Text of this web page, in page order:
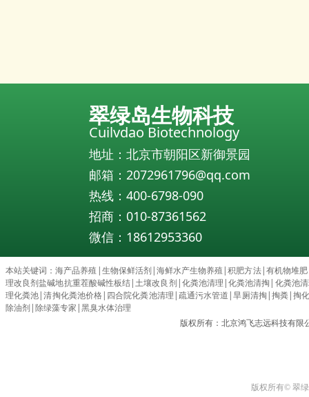
翠绿岛生物科技
Cuilvdao Biotechnology
地址：北京市朝阳区新御景园
邮箱：2072961796@qq.com
热线：400-6798-090
招商：010-87361562
微信：18612953360
本站关键词：海产品养殖 |生物保鲜活剂|海鲜水产生物养殖 |积肥方法|有机物堆肥
理改良剂盐碱地抗重茬酸碱性板结|土壤改良剂|化粪池清理 |化粪池清掏 | 化粪池
理化粪池|清掏化粪池价格| 四合院化粪池清理 |疏通污水管道 |旱厕清掏 |掏粪|掏
除油剂|除绿藻专家 |黑臭水体治理
版权所有：北京鸿飞志远科技有
版权所有© 翠